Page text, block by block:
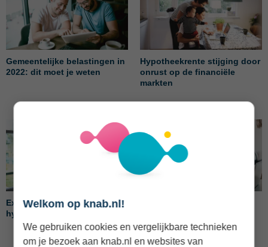
Gemeentelijke belastingen in
2022: dit moet je weten
Hypotheekrente stijging door
onrust op de financiële
markten
Extra aflossen op je
hypotheek of niet?
annuïteitenhypotheek: slim
of niet?
Welkom op knab.nl!
We gebruiken cookies en vergelijkbare technieken
om je bezoek aan knab.nl en websites van